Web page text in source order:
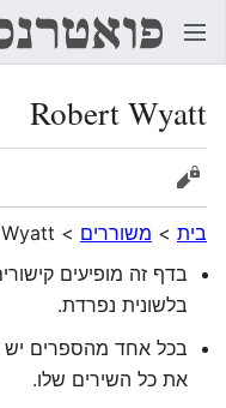
Robert Wyatt
הצגת מקור
בית > משוררים >
בדף זה מופיעים
בלשונית נפרדת.
בכל אחד מהספרים
את כל השירים שלו.